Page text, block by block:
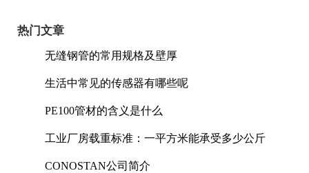
热门文章
无缝钢管的常用规格及壁厚
生活中常见的传感器有哪些呢
PE100管材的含义是什么
工业厂房载重标准：一平方米能承受多少公斤
CONOSTAN公司简介